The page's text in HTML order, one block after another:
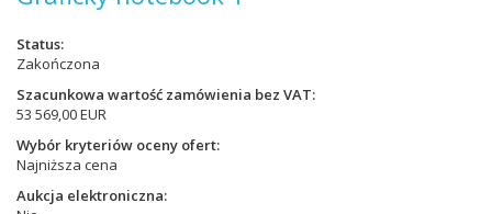
Status
Zakończona
Szacunkowa wartość zamówienia bez VAT
53 569,00 EUR
Wybór kryteriów oceny ofert
Najniższa cena
Aukcja elektroniczna